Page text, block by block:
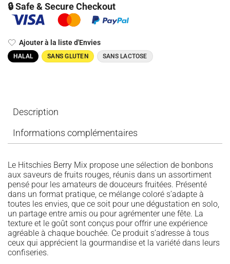
🔒 Safe & Secure Checkout
Ajouter à la liste d'Envies
HALAL SANS GLUTEN SANS LACTOSE
Description
Informations complémentaires
Le Hitschies Berry Mix propose une sélection de bonbons
aux saveurs de fruits rouges, réunis dans un assortiment
pensé pour les amateurs de douceurs fruitées. Présenté
dans un format pratique, ce mélange coloré s’adapte à
toutes les envies, que ce soit pour une dégustation en solo,
un partage entre amis ou pour agrémenter une fête. La
texture et le goût sont conçus pour offrir une expérience
agréable à chaque bouchée. Ce produit s’adresse à tous
ceux qui apprécient la gourmandise et la variété dans leurs
confiseries.